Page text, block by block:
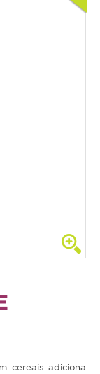
cereais adiciona